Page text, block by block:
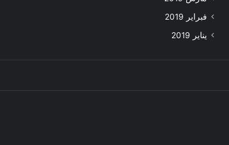
فبراير 2019
يناير 2019